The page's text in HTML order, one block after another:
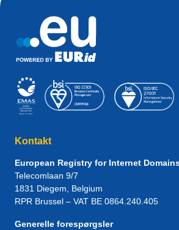
Kontakt
European Registry for Internet
Telecomlaan 9/7
1831 Diegem , Belgium
RPR Brussel – VAT BE 0864.240.405
Generelle forespørgsler